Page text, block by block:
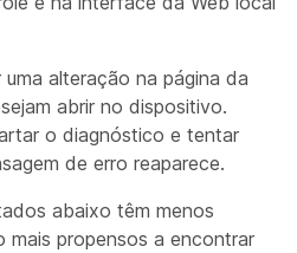
alteração na página da
abrir no dispositivo.
o diagnóstico e tentar
de erro reaparece.
abaixo têm menos
mais propensos a encontrar